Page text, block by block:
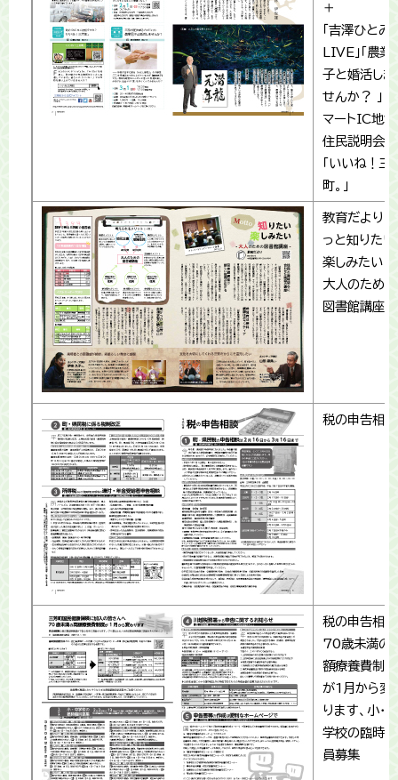
＋
「吉澤ひとみ
LIVE」「農業
子と婚活しま
せんか？ 」「
マートIC地域
住民説明会」
「いいね！三
町。」
教育だより「
っと知りたい
楽しみたい－
大人のための
図書館講座－
税の申告相談
税の申告相談
70歳未満の
額療養費制度
が1月から変
ります、小･中
学校の臨時職
員募集